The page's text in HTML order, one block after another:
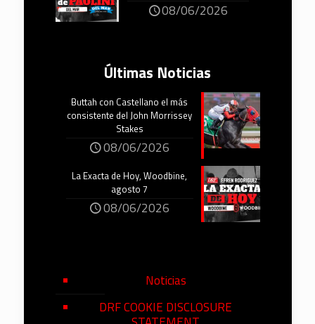
08/06/2026
Últimas Noticias
Buttah con Castellano el más
consistente del John Morrissey
Stakes
08/06/2026
La Exacta de Hoy, Woodbine,
agosto 7
08/06/2026
Noticias
DRF COOKIE DISCLOSURE